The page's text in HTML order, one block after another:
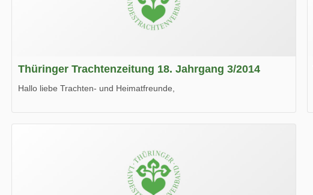
Thüringer Trachtenzeitung 18. Jahrgang 3/2014
Hallo liebe Trachten- und Heimatfreunde,
Wir wünschen Euch viel Spaß beim Lesen.